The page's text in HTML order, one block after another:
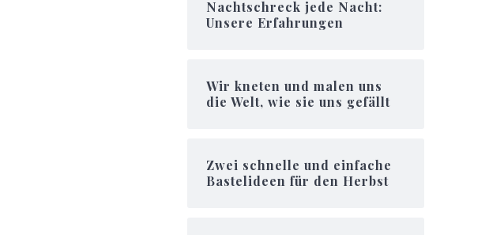
Nachtschreck jede Nacht:
Unsere Erfahrungen
Wir kneten und malen uns
die Welt, wie sie uns gefällt
Zwei schnelle und einfache
Bastelideen für den Herbst